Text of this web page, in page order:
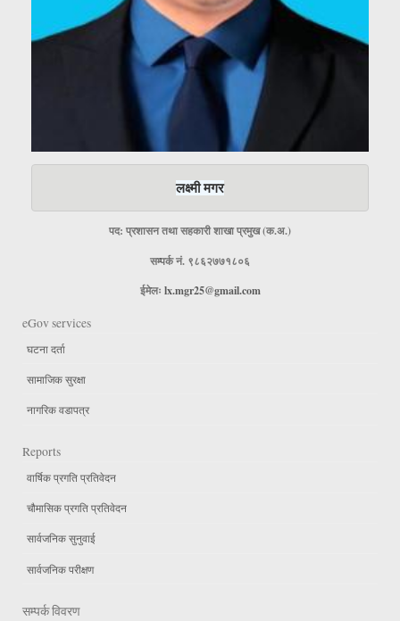
लक्ष्मी मगर
पद: प्रशासन तथा सहकारी शाखा प्रमुख (क.अ.)
सम्पर्क नं. ९८६२७७१८०६
ईमेलः lx.mgr25@gmail.com
eGov services
घटना दर्ता
सामाजिक सुरक्षा
नागरिक वडापत्र
Reports
वार्षिक प्रगति प्रतिवेदन
चौमासिक प्रगति प्रतिवेदन
सार्वजनिक सुनुवाई
सार्वजनिक परीक्षण
सम्पर्क विवरण